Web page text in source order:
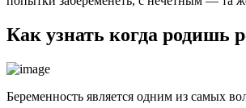
Как узнать когда родишь
Беременность является одним из самых